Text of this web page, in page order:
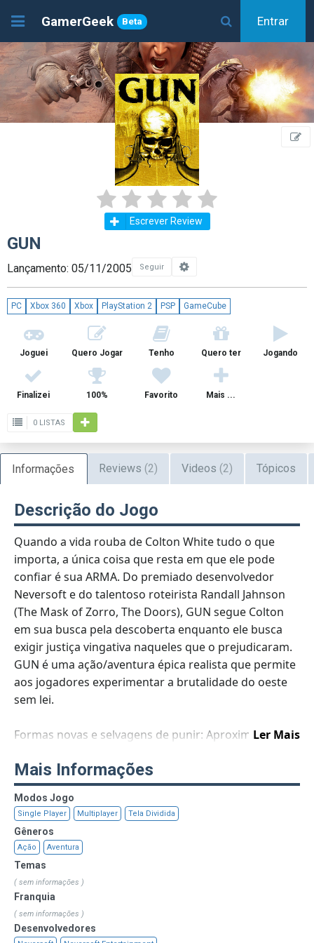
GamerGeek Beta Entrar
Escrever Review
GUN
Lançamento: 05/11/2005 Seguir
PC Xbox 360 Xbox PlayStation 2 PSP GameCube
Joguei Quero Jogar Tenho Quero ter Jogando
Finalizei 100% Favorito Mais ...
0 LISTAS
Informações Reviews (2) Videos (2) Tópicos
Descrição do Jogo
Ler Mais
Quando a vida rouba de Colton White tudo o que
importa, a única coisa que resta em que ele pode
confiar é sua ARMA. Do premiado desenvolvedor
Neversoft e do talentoso roteirista Randall Jahnson
(The Mask of Zorro, The Doors), GUN segue Colton
em sua busca pela descoberta enquanto ele busca
exigir justiça vingativa naqueles que o prejudicaram.
GUN é uma ação/aventura épica realista que permite
aos jogadores experimentar a brutalidade do oeste
sem lei.
Formas novas e selvagens de punir: Aproxime-se
cobertura, esfaqueie e atire neles. Destrua e assista
às consequências, atire com armas das mãos
inimigas ou destrua com dinamite.
Ampla variedade de missões e jogabilidade: Faça
guerra a cavalo, comande trens, proteja prostitutas,
colete recompensas, jogue pôquer, cace búfalos e
muito mais.
Vários estilos de jogo incluem: tiro de precisão,
Mais Informações
Modos Jogo
Single Player Multiplayer Tela Dividida
Gêneros
Ação Aventura
Temas
( sem informações )
Franquia
( sem informações )
Desenvolvedores